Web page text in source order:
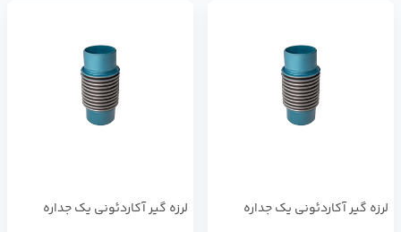
لرزه گیر آکاردئونی یک جداره
لرزه گیر آکاردئونی یک جداره